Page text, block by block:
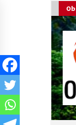
to
content